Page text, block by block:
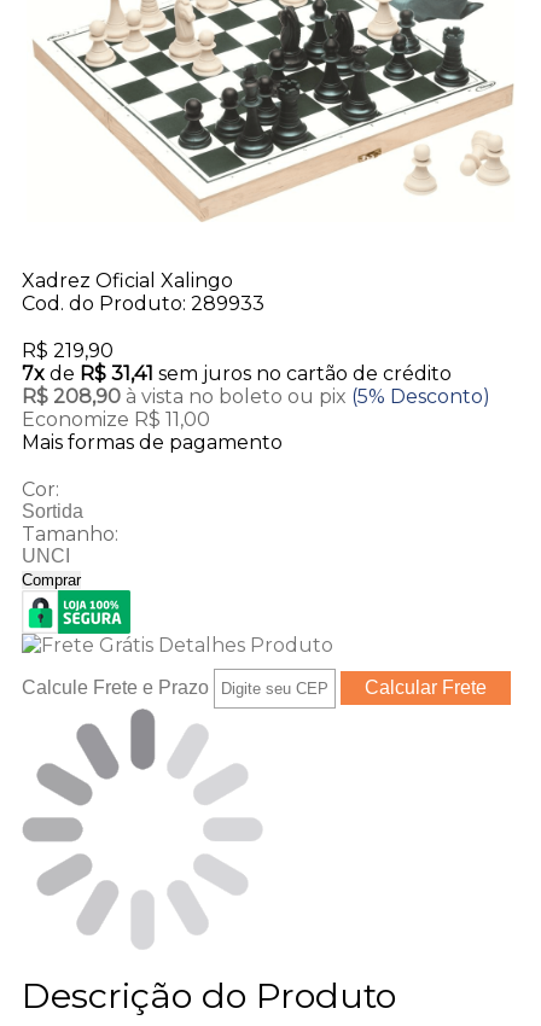
Xadrez Oficial Xalingo
Cod. do Produto: 289933
R$ 219,90
7xde R$ 31,41 sem juros no cartão de crédito
R$ 208,90 à vista no boleto ou pix (5% Desconto)
Economize R$ 11,00
Mais formas de pagamento
Cor:
Sortida
Tamanho:
UNCI
Comprar
Calcule Frete e Prazo
Descrição do Produto